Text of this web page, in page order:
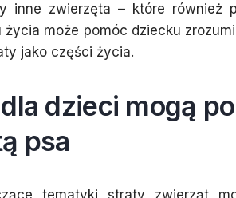
inne zwierzęta – które również
życia może pomóc dziecku
jako części życia.
dzieci mogą
psa
tematyki straty zwierząt